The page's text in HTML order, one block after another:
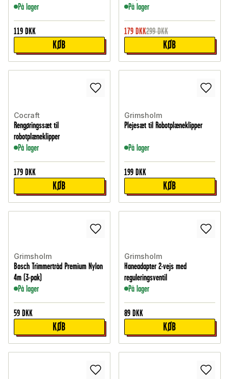
På lager
119 DKK
KØB
På lager
179 DKK299 DKK
KØB
Cocraft
Rengøringssæt til
robotplæneklipper
På lager
179 DKK
KØB
Grimsholm
Plejesæt til Robotplæneklipper
På lager
199 DKK
KØB
Grimsholm
Bosch Trimmertråd Premium Nylon
4m (3-pak)
På lager
59 DKK
KØB
Grimsholm
Haneadapter 2-vejs med
reguleringsventil
På lager
89 DKK
KØB